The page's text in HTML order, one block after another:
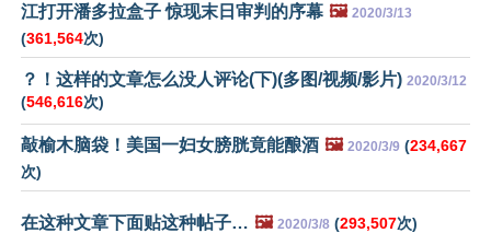
江打开潘多拉盒子 惊现末日审判的序幕 🖼️ 2020/3/13
(361,564次)
？！这样的文章怎么没人评论(下)(多图/视频/影片) 2020/3/12
(546,616次)
敲榆木脑袋！美国一妇女膀胱竟能酿酒 🖼️ 2020/3/9 (234,667
次)
在这种文章下面贴这种帖子… 🖼️ 2020/3/8 (293,507次)